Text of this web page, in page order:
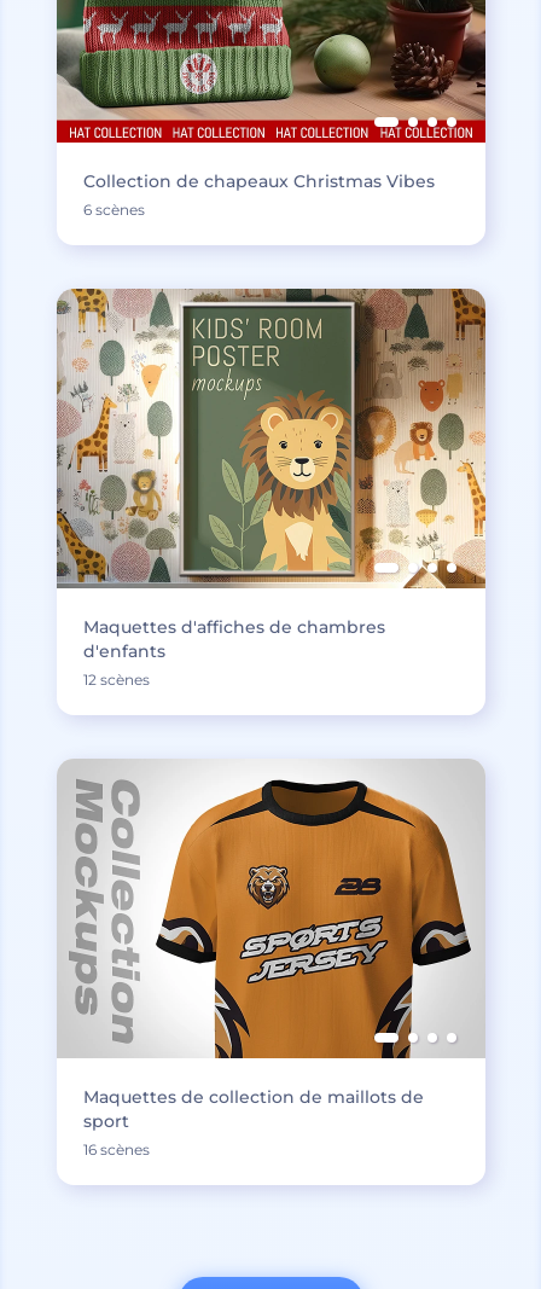
Collection de chapeaux Christmas Vibes
6 scènes
Maquettes d'affiches de chambres
d'enfants
12 scènes
Maquettes de collection de maillots de
sport
16 scènes